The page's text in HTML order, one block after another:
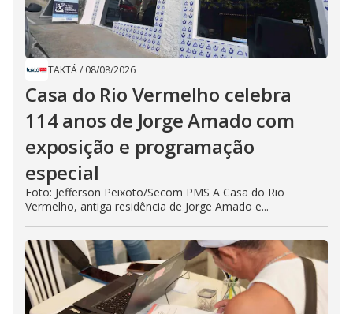
TAKTÁ/ 08/08/2026
Casa do Rio Vermelho celebra
114 anos de Jorge Amado com
exposição e programação
especial
Foto: Jefferson Peixoto/Secom PMS A Casa do Rio
Vermelho, antiga residência de Jorge Amado e...